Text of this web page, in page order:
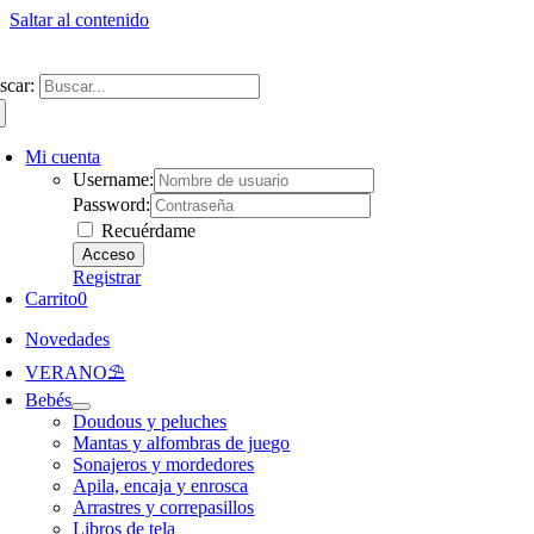
Saltar al contenido
Mi cuenta
Username:
Password:
Recuérdame
Registrar
Carrito0
Novedades
VERANO⛱️​
Bebés
Doudous y peluches
Mantas y alfombras de juego
Sonajeros y mordedores
Apila, encaja y enrosca
Arrastres y correpasillos
Libros de tela